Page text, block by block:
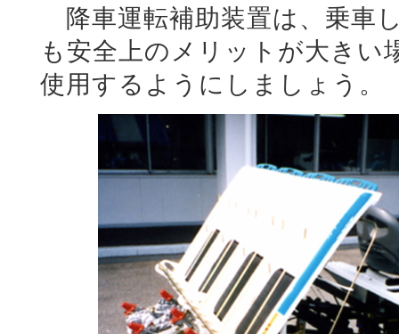
降車運転補助装置は、乗車
も安全上のメリットが大きい
使用するようにしましょう。